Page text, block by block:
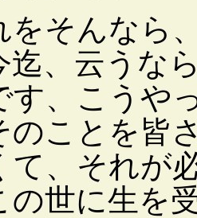
そんなら
迄、云うな
す、こうや
のことを皆
て、それが
の世に生を